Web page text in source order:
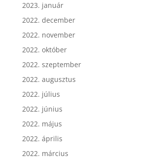
2023. január
2022. december
2022. november
2022. október
2022. szeptember
2022. augusztus
2022. július
2022. június
2022. május
2022. április
2022. március